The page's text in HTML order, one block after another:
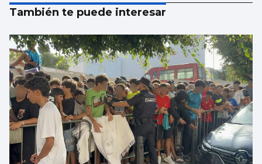
También te puede interesar